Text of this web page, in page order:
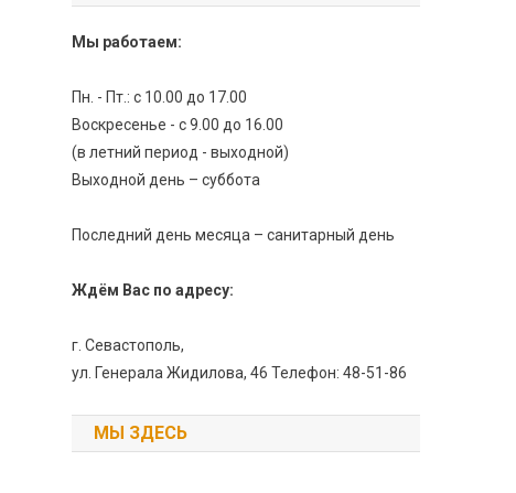
Мы работаем:
Пн. - Пт.: с 10.00 до 17.00
Воскресенье - с 9.00 до 16.00
(в летний период - выходной)
Выходной день – суббота
Последний день месяца – санитарный день
Ждём Вас по адресу:
г. Севастополь,
ул. Генерала Жидилова, 46 Телефон: 48-51-86
МЫ ЗДЕСЬ